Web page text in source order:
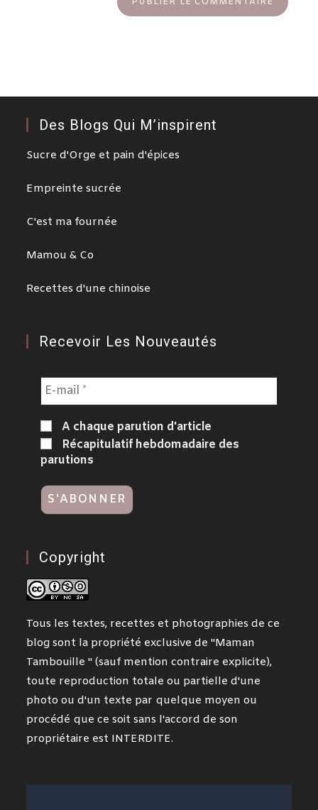
Des Blogs Qui M’inspirent
Sucre d'Orge et pain d'épices
Empreinte sucrée
C'est ma fournée
Mamou & Co
Recettes d'une chinoise
Recevoir Les Nouveautés
A chaque parution d'article
Récapitulatif hebdomadaire des
parutions
Copyright
Tous les textes, recettes et photographies de ce
blog sont la propriété exclusive de "Maman
Tambouille " (sauf mention contraire explicite),
toute reproduction totale ou partielle d'une
photo ou d'un texte par quelque moyen ou
procédé que ce soit sans l'accord de son
propriétaire est INTERDITE.